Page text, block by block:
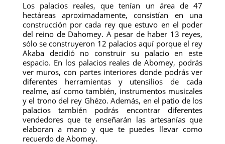
Los palacios reales, que tenían un área de 47
hectáreas aproximadamente, consistían en una
construcción por cada rey que estuvo en el poder
del reino de Dahomey. A pesar de haber 13 reyes,
sólo se construyeron 12 palacios aquí porque el rey
Akaba decidió no construir su palacio en este
espacio. En los palacios reales de Abomey, podrás
ver muros, con partes interiores donde podrás ver
diferentes herramientas y utensilios de cada
realme, así como también, instrumentos musicales
y el trono del rey Ghézo. Además, en el patio de los
palacios también podrás encontrar diferentes
vendedores que te enseñarán las artesanías que
elaboran a mano y que te puedes llevar como
recuerdo de Abomey.